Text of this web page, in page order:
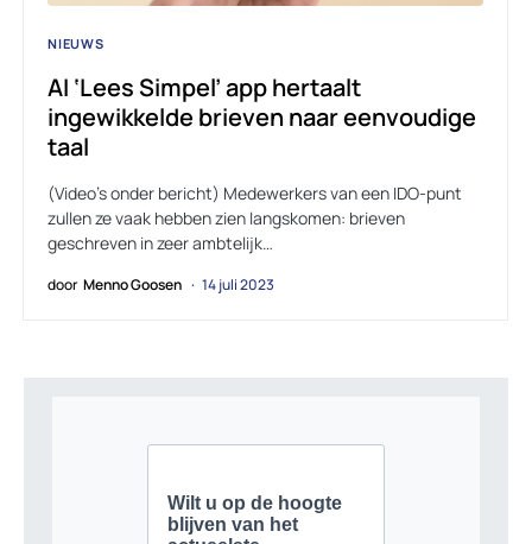
NIEUWS
AI ‘Lees Simpel’ app hertaalt
ingewikkelde brieven naar eenvoudige
taal
(Video’s onder bericht) Medewerkers van een IDO-punt
zullen ze vaak hebben zien langskomen: brieven
geschreven in zeer ambtelijk…
door Menno Goosen 14 juli 2023